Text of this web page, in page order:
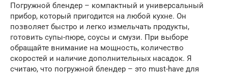
Погружной блендер – компактный и универсальный
прибор, который пригодится на любой кухне. Он
позволяет быстро и легко измельчать продукты,
готовить супы-пюре, соусы и смузи. При выборе
обращайте внимание на мощность, количество
скоростей и наличие дополнительных насадок. Я
считаю, что погружной блендер – это must-have для